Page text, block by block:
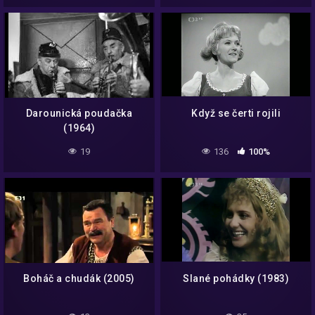
Darounická poudačka
(1964)
19
Když se čerti rojili
136 100%
Boháč a chudák (2005) Slané pohádky (1983)